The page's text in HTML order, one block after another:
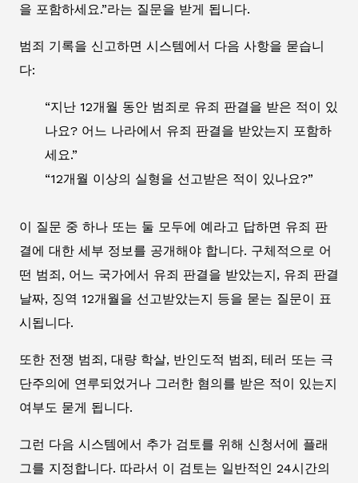
을 포함하세요.”라는 질문을 받게 됩니다.
범죄 기록을 신고하면 시스템에서 다음 사항을 묻습니
다:
“지난 12개월 동안 범죄로 유죄 판결을 받은 적이 있
나요? 어느 나라에서 유죄 판결을 받았는지 포함하
세요.”
“12개월 이상의 실형을 선고받은 적이 있나요?”
이 질문 중 하나 또는 둘 모두에 예라고 답하면 유죄 판
결에 대한 세부 정보를 공개해야 합니다. 구체적으로 어
떤 범죄, 어느 국가에서 유죄 판결을 받았는지, 유죄 판결
날짜, 징역 12개월을 선고받았는지 등을 묻는 질문이 표
시됩니다.
또한 전쟁 범죄, 대량 학살, 반인도적 범죄, 테러 또는 극
단주의에 연루되었거나 그러한 혐의를 받은 적이 있는지
여부도 묻게 됩니다.
그런 다음 시스템에서 추가 검토를 위해 신청서에 플래
그를 지정합니다. 따라서 이 검토는 일반적인 24시간의